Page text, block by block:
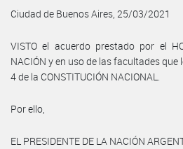
Ciudad de Buenos Aires, 25/03/2021
VISTO el acuerdo prestado por el
NACIÓN y en uso de las facultades
4 de la CONSTITUCIÓN NACIONAL.
Por ello,
EL PRESIDENTE DE LA NACIÓN